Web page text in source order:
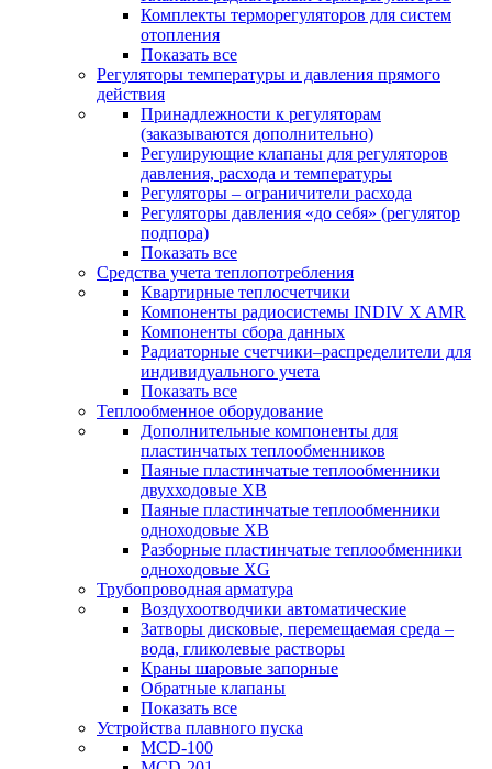
Комплекты терморегуляторов для систем
отопления
Показать все
Регуляторы температуры и давления прямого
действия
Принадлежности к регуляторам
(заказываются дополнительно)
Регулирующие клапаны для регуляторов
давления, расхода и температуры
Регуляторы – ограничители расхода
Регуляторы давления «до себя» (регулятор
подпора)
Показать все
Средства учета теплопотребления
Квартирные теплосчетчики
Компоненты радиосистемы INDIV X AMR
Компоненты сбора данных
Радиаторные счетчики–распределители для
индивидуального учета
Показать все
Теплообменное оборудование
Дополнительные компоненты для
пластинчатых теплообменников
Паяные пластинчатые теплообменники
двухходовые XB
Паяные пластинчатые теплообменники
одноходовые ХВ
Разборные пластинчатые теплообменники
одноходовые ХG
Трубопроводная арматура
Воздухоотводчики автоматические
Затворы дисковые, перемещаемая среда –
вода, гликолевые растворы
Краны шаровые запорные
Обратные клапаны
Показать все
Устройства плавного пуска
MCD-100